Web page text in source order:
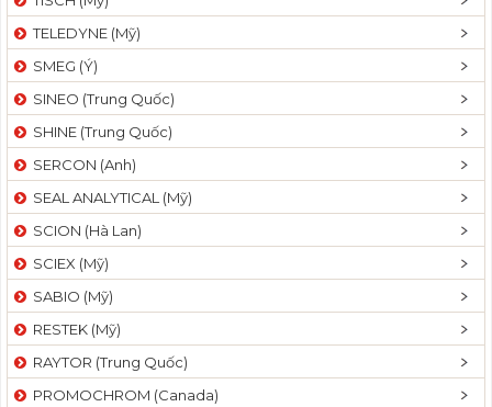
n
TELEDYNE (Mỹ)
SMEG (Ý)
SINEO (Trung Quốc)
SHINE (Trung Quốc)
SERCON (Anh)
SEAL ANALYTICAL (Mỹ)
SCION (Hà Lan)
SCIEX (Mỹ)
SABIO (Mỹ)
RESTEK (Mỹ)
RAYTOR (Trung Quốc)
PROMOCHROM (Canada)